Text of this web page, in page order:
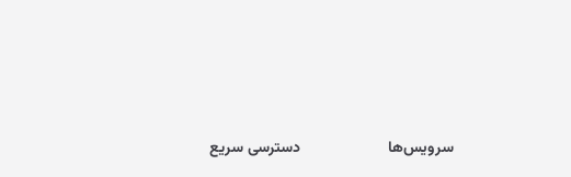
سرویس‌ها
دسترسی سریع